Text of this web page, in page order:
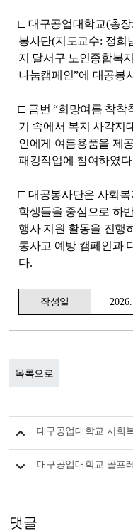
□대구공업대학교(총장:
봉사단(지도교수: 정희
지 달서구 노인종합복
나눔캠페인”에 대공봉
□ 금번“희망여름 착착
기 속에서 복지 사각지
인에게 여름용품을 제
패킹작업에 참여하였다
□대공봉사단은 사회복
학생들을 중심으로 하
행사 지원 활동을 진행
통사고 예방 캠페인과
다.
작성일
목록으로
대구공업대학교 사회
댓글